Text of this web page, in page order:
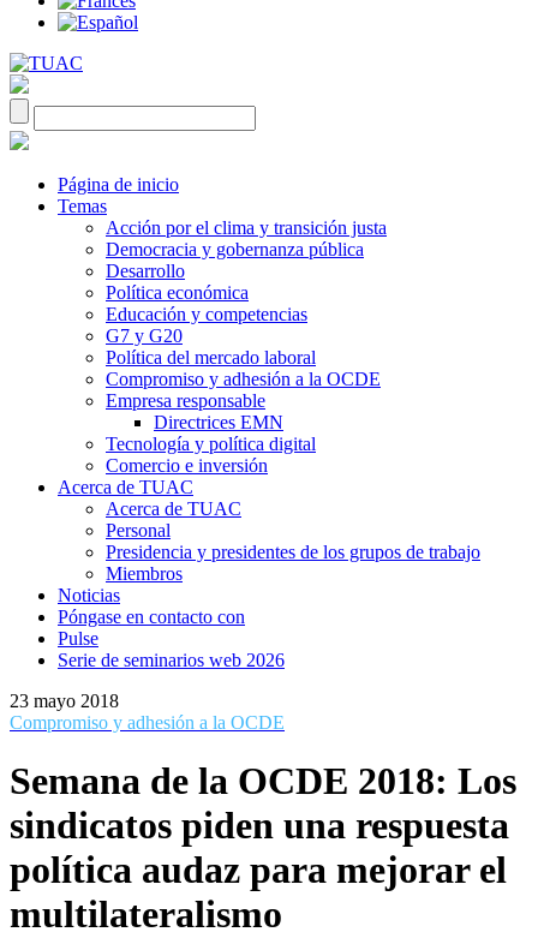
Página de inicio
Temas
Acción por el clima y transición justa
Democracia y gobernanza pública
Desarrollo
Política económica
Educación y competencias
G7 y G20
Política del mercado laboral
Compromiso y adhesión a la OCDE
Empresa responsable
Directrices EMN
Tecnología y política digital
Comercio e inversión
Acerca de TUAC
Acerca de TUAC
Personal
Presidencia y presidentes de los grupos de trabajo
Miembros
Noticias
Póngase en contacto con
Pulse
Serie de seminarios web 2026
23 mayo 2018
Compromiso y adhesión a la OCDE
Semana de la OCDE 2018: Los
sindicatos piden una respuesta
política audaz para mejorar el
multilateralismo